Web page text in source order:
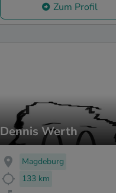
Zum Profil
Dennis Werth
Magdeburg
133 km